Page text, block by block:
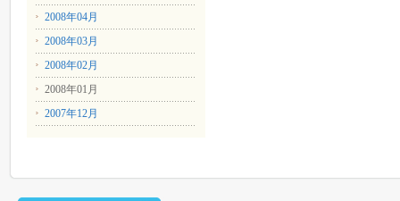
2008年04月
2008年03月
2008年02月
2008年01月
2007年12月